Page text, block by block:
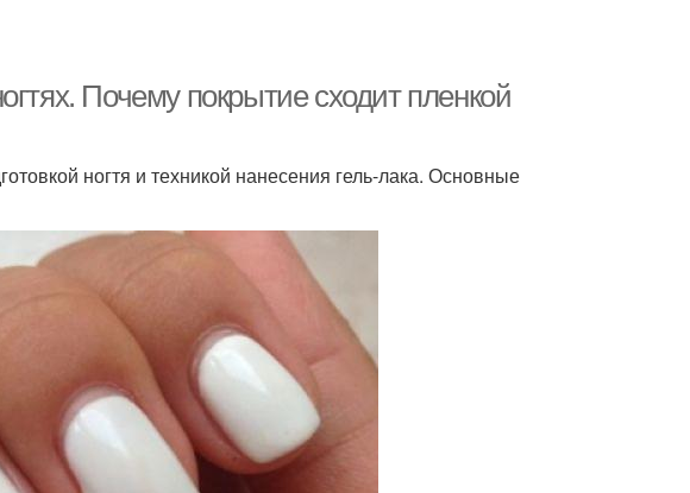
Почему покрытие сходит пленкой
ногтя и техникой нанесения гель-лака. Основные